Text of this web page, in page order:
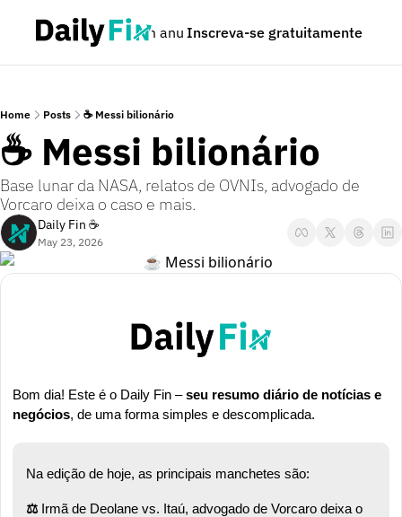
Podcast Seja um anunciante Dúvidas
Inscreva-se gratuitamente
Home Posts ☕ Messi bilionário
☕ Messi bilionário
Base lunar da NASA, relatos de OVNIs, advogado de
Vorcaro deixa o caso e mais.
Daily Fin ☕
May 23, 2026
Bom dia! Este é o Daily Fin – seu resumo diário de notícias e
negócios, de uma forma simples e descomplicada.
Na edição de hoje, as principais manchetes são:
⚖️ Irmã de Deolane vs. Itaú, advogado de Vorcaro deixa o